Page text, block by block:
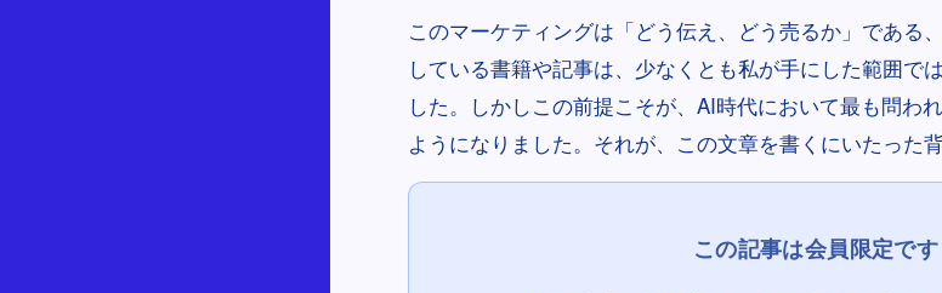
このマーケティングは「どう伝え、どう売るか」である
している書籍や記事は、少なくとも私が手にした範囲で
した。しかしこの前提こそが、AI時代において最も問わ
ようになりました。それが、この文章を書くにいたった背